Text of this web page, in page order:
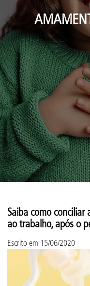
Saiba como
ao trabalho, após o
Escrito em 15/06/2020